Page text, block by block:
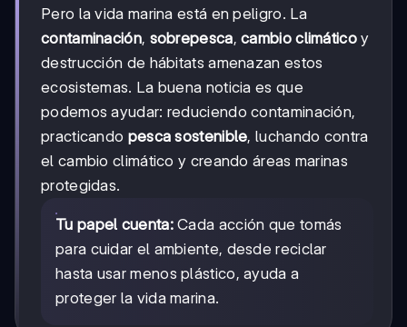
Pero la vida marina está en peligro. La
contaminación, sobrepesca,cambio climáticoy
destrucción de hábitats amenazan estos
ecosistemas. La buena noticia es que
podemos ayudar: reduciendo contaminación,
practicando pesca sostenible, luchando contra
el cambio climático y creando áreas marinas
protegidas.
Tu papel cuenta:Cada acción que tomás
para cuidar el ambiente, desde reciclar
hasta usar menos plástico, ayuda a
proteger la vida marina.